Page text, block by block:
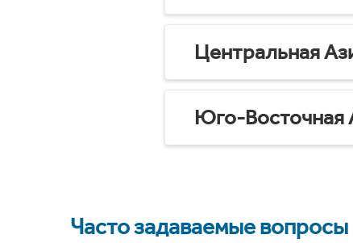
Центральная
Юго-Восточная
Часто задаваемые вопросы